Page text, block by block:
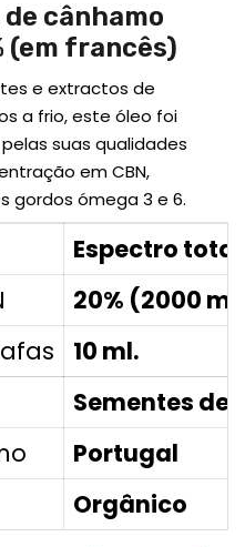
cânhamo
(em francês)
e extractos de
a frio, este óleo foi
suas qualidades
em CBN,
gordos ómega 3 e 6.
Espectro total
20% (2000
10 ml.
Sementes
Portugal
Orgânico